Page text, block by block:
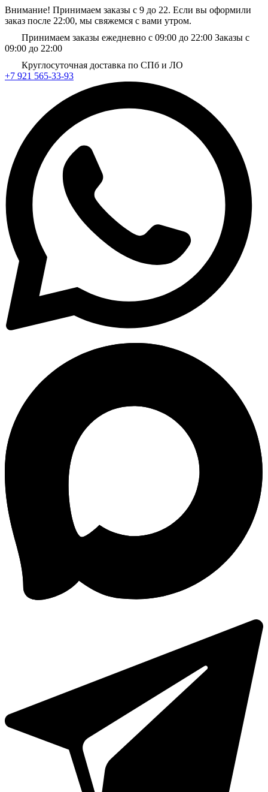
Внимание! Принимаем заказы с 9 до 22. Если вы оформили
заказ после 22:00, мы свяжемся с вами утром.
Принимаем заказы ежедневно с 09:00 до 22:00 Заказы с
09:00 до 22:00
Круглосуточная доставка по СПб и ЛО
+7 921 565-33-93